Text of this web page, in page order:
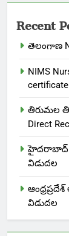
Recent
తెలంగాణ
NIMS
తిరుమల
Direct
హైదరాబాద్
విడుదల
విడుదల